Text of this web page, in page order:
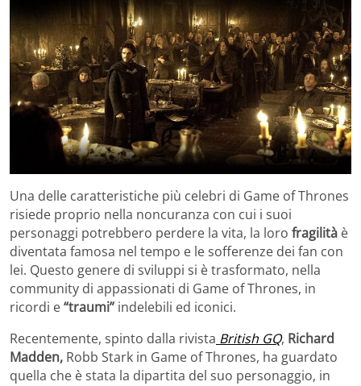
Una delle caratteristiche più celebri di Game of Thrones
risiede proprio nella noncuranza con cui i suoi
personaggi potrebbero perdere la vita, la loro fragilità è
diventata famosa nel tempo e le sofferenze dei fan con
lei. Questo genere di sviluppi si è trasformato, nella
community di appassionati di Game of Thrones, in
ricordi e“traumi” indelebili ed iconici.
Recentemente, spinto dalla rivista British GQ, Richard
Madden, Robb Stark in Game of Thrones, ha guardato
quella che è stata la dipartita del suo personaggio, in